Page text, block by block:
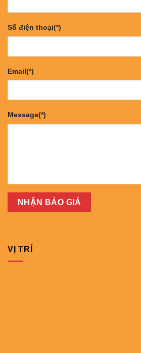
Số điện thoại(*)
Email(*)
Message(*)
VỊ TRÍ